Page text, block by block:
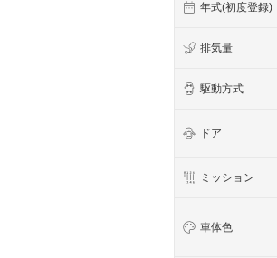
年式(初度登録)
排気量
駆動方式
ドア
ミッション
車体色